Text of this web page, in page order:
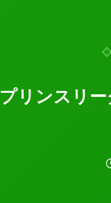
プリンスリ